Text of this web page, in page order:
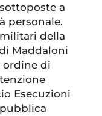
a
personale.
della
Maddaloni
ordine di
Esecuzioni